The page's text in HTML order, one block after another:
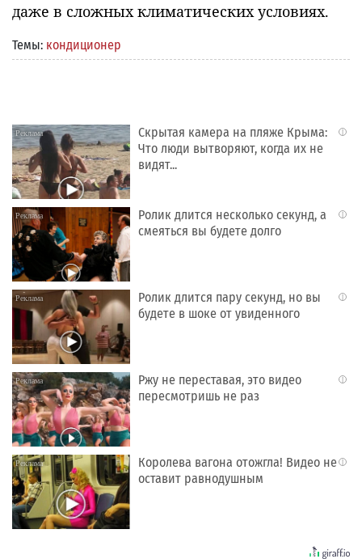
даже в сложных климатических условиях.
Темы: кондиционер
i
Скрытая камера на пляже Крыма:
Что люди вытворяют, когда их не
видят...
i
Ролик длится несколько секунд, а
смеяться вы будете долго
i
Ролик длится пару секунд, но вы
будете в шоке от увиденного
i
Ржу не переставая, это видео
пересмотришь не раз
i
Королева вагона отожгла! Видео не
оставит равнодушным